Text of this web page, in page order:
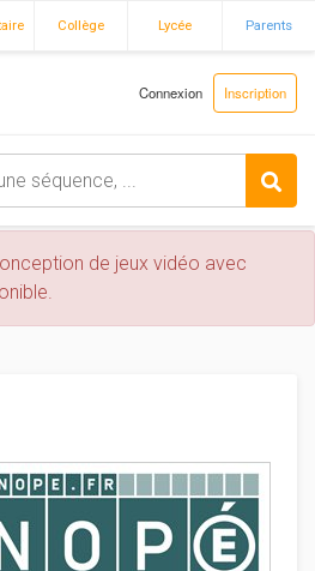
Collège Lycée Parents
Connexion Inscription
de jeux vidéo avec